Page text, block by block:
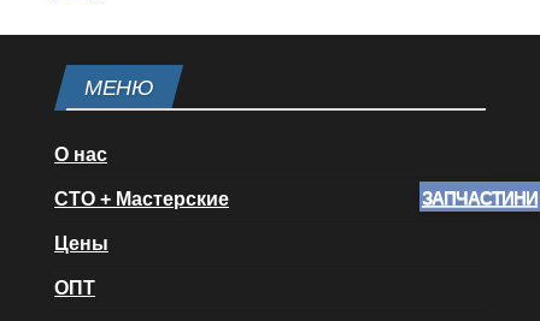
МЕНЮ
О нас
СТО + Мастерские
Цены
ОПТ
ЗАПЧАСТИНИ